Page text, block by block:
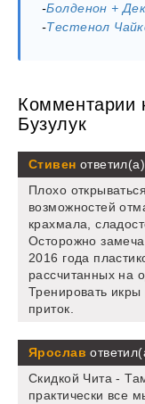
-Болденон +
-Тестенол
Комментарии
Бузулук
Стивен ответил(а)
Плохо
возможностей
крахмала,
Осторожно
2016 года
рассчитанных на
Тренировать икры
приток.
Ярослав
Скидкой Чита -
практически все